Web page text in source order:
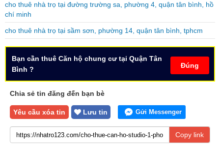
cho thuê nhà trọ tại đường trường sa, phường 4, quận tân bình, hồ
chí minh
cho thuê nhà trọ tại sầm sơn, phường 14, quận tân bình, tphcm
Đúng
Bạn cần thuê Căn hộ chung cư tại Quận Tân
Bình ?
Chia sẻ tin đăng đến bạn bè
Yêu cầu xóa tin Lưu tin Gửi Messenger
Copy link